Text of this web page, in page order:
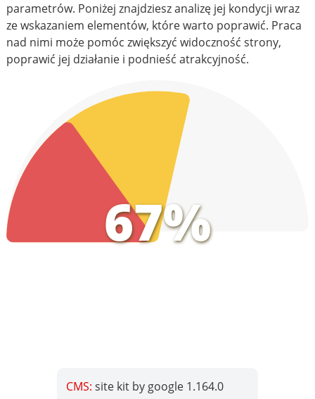
parametrów. Poniżej znajdziesz analizę jej kondycji wraz
ze wskazaniem elementów, które warto poprawić. Praca
nad nimi może pomóc zwiększyć widoczność strony,
poprawić jej działanie i podnieść atrakcyjność.
67%
CMS:site kit by google 1.164.0